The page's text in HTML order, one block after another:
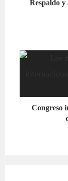
Respaldo
Congreso